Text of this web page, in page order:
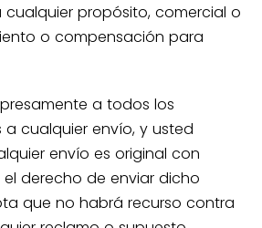
propósito, comercial o
o compensación para
a todos los
cualquier envío, y usted
envío es original con
derecho de enviar dicho
que no habrá recurso contra